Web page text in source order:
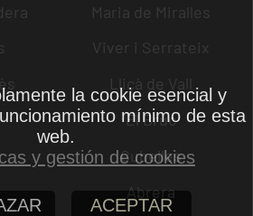
Maria de Miralles
Viver i Serrateix
Lliçà de Vall
El Bruc
Cubelles
Abrera
la cookie esencial y
mínimo de esta
web.
y gestión de cookies
ACEPTAR